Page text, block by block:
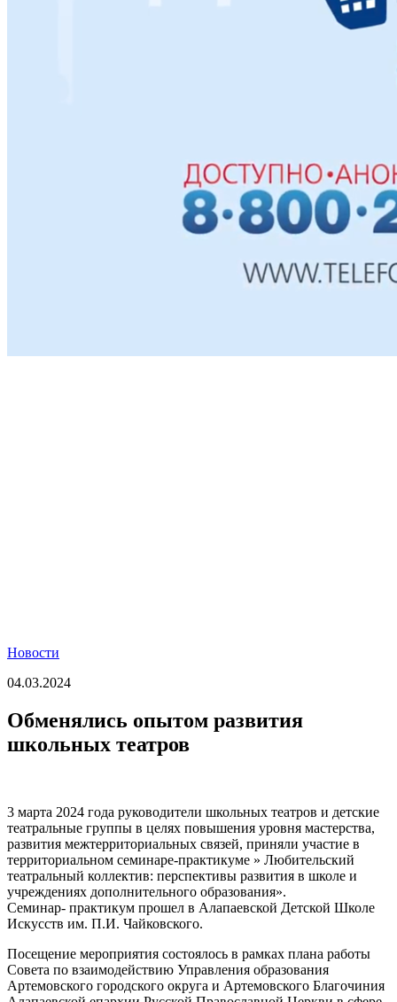
Новости
04.03.2024
Обменялись опытом развития
школьных театров
3 марта 2024 года руководители школьных театров и детские
театральные группы в целях повышения уровня мастерства,
развития межтерриториальных связей, приняли участие в
территориальном семинаре-практикуме » Любительский
театральный коллектив: перспективы развития в школе и
учреждениях дополнительного образования».
Семинар- практикум прошел в Алапаевской Детской Школе
Искусств им. П.И. Чайковского.
Посещение мероприятия состоялось в рамках плана работы
Совета по взаимодействию Управления образования
Артемовского городского округа и Артемовского Благочиния